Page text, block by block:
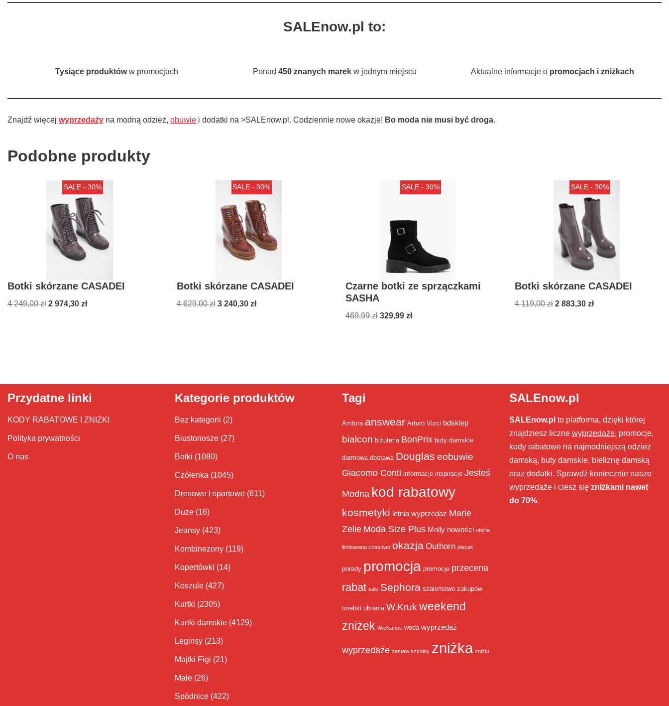
SALEnow.pl to:
Tysiące produktóww promocjach Ponad 450 znanych marekw jednym miejscu Aktualne informacje o promocjach i zniżkach
Znajdź więcej wyprzedaży na modną odzież, obuwie i dodatki na >SALEnow.pl. Codziennie nowe okazje! Bo moda nie musi być droga.
Podobne produkty
SALE - 30%
Botki skórzane CASADEI
4 249,00zł 2 974,30 zł
SALE - 30%
Botki skórzane CASADEI
4 629,00zł 3 240,30 zł
SALE - 30%
Czarne botki ze sprzączkami
SASHA
469,99zł 329,99zł
SALE - 30%
Botki skórzane CASADEI
4 119,00zł 2 883,30 zł
Przydatne linki
KODY RABATOWE I ZNIŻKI
Polityka prywatności
O nas
Kategorie produktów
Bez kategorii (2)
Biustonosze (27)
Botki (1080)
Czółenka (1045)
Dresowe i sportowe (611)
Duże (16)
Jeansy (423)
Kombinezony (119)
Kopertówki (14)
Koszule (427)
Kurtki (2305)
Kurtki damskie (4129)
Leginsy (213)
Majtki Figi (21)
Małe (26)
Spódnice (422)
Tagi
Amfora answear Arturo Vicci bdsklep
bialcon biżuteria BonPrix buty damskie
darmowa dostawa Douglas eobuwie
Giacomo Conti informacje inspiracje Jesteś
Modna kod rabatowy
kosmetyki letnia wyprzedaż Marie
Zelie Moda Size Plus Molly nowości oferta
limitowana czasowo okazja Outhorn plecak
porady promocja promocje przecena
rabat sale Sephora szaleństwo zakupów
torebki ubrania W.Kruk weekend
zniżek Wielkanoc woda wyprzedaż
wyprzedaże zestaw szkolny zniżka zniżki
SALEnow.pl
SALEnow.pl to platforma, dzięki której
znajdziesz liczne wyprzedaże, promocje,
kody rabatowe na najmodniejszą odzież
damską, buty damskie, bieliznę damską
oraz dodatki. Sprawdź koniecznie nasze
wyprzedaże i ciesz się zniżkami nawet
do 70%.